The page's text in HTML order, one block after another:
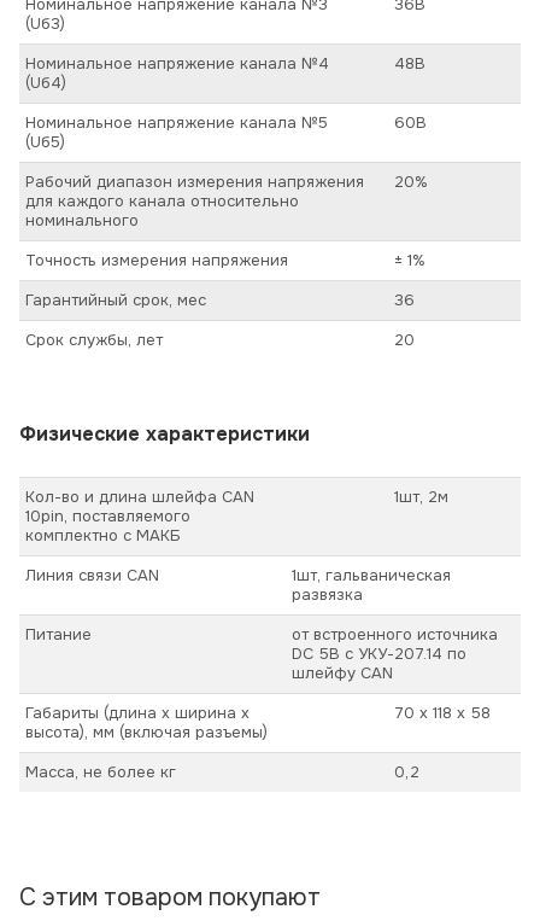
Номинальное напряжение канала №3
(Uб3)
36В
Номинальное напряжение канала №4
(Uб4)
48В
Номинальное напряжение канала №5
(Uб5)
60В
Рабочий диапазон измерения напряжения
для каждого канала относительно
номинального
20%
Точность измерения напряжения
± 1%
Гарантийный срок, мес
36
Срок службы, лет
20
Физические характеристики
Кол-во и длина шлейфа CAN
10pin, поставляемого
комплектно с МАКБ
1шт, 2м
Линия связи CAN
1шт, гальваническая
развязка
Питание
от встроенного источника
DC 5В с УКУ-207.14 по
шлейфу CAN
Габариты (длина х ширина х
высота), мм (включая разъемы)
70 х 118 х 58
Масса, не более кг 0,2
С этим товаром покупают